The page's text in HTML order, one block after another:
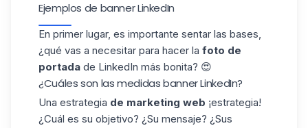
Ejemplos de banner LinkedIn
En primer lugar, es importante sentar las bases,
¿qué vas a necesitar para hacer la foto de
portada de LinkedIn más bonita? 😍
¿Cuáles son las medidas banner LinkedIn?
Una estrategia de marketing web ¡estrategia!
¿Cuál es su objetivo? ¿Su mensaje? ¿Sus